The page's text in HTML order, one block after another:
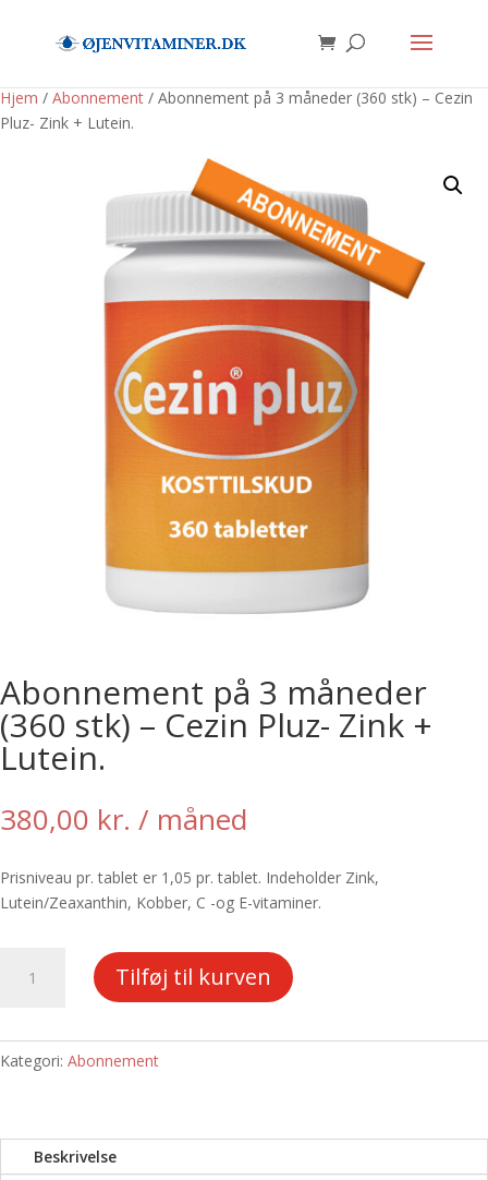
Hjem / Abonnement / Abonnement på 3 måneder (360 stk) – Cezin
Pluz- Zink + Lutein.
Abonnement på 3 måneder
(360 stk) – Cezin Pluz- Zink +
Lutein.
380,00 kr. / måned
Prisniveau pr. tablet er 1,05 pr. tablet. Indeholder Zink,
Lutein/Zeaxanthin, Kobber, C -og E-vitaminer.
(360
Cezin
Tilføj til kurven
Kategori: Abonnement
Beskrivelse